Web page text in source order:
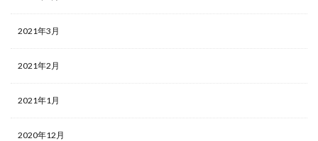
2021年3月
2021年2月
2021年1月
2020年12月